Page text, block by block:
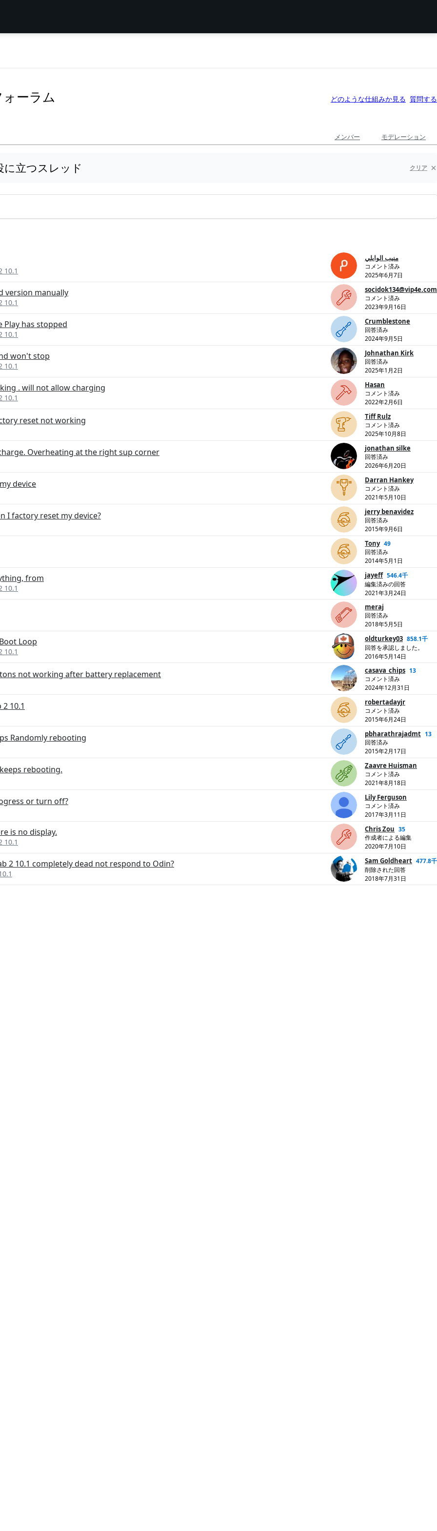
ォーラム どのような仕組みか見る 質問する
メンバー モデレーション
立つスレッド クリア
10.1
منيب الوايلي
コメント済み
2025年6月7日
version manually
10.1
socidok134@vip4e.com
コメント済み
2023年9月16日
has stopped
10.1
Crumblestone
回答済み
2024年9月5日
won't stop
10.1
Johnathan Kirk
回答済み
2025年1月2日
. will not allow charging
10.1
Hasan
コメント済み
2022年2月6日
reset not working Tiff Rulz
コメント済み
2025年10月8日
Overheating at the right sup corner jonathan silke
回答済み
2026年6月20日
device Darran Hankey
コメント済み
2021年5月10日
I factory reset my device? jerry benavidez
回答済み
2015年9月6日
Tony 49
回答済み
2014年5月1日
from
10.1
jayeff 546.4千
編集済みの回答
2021年3月24日
meraj
回答済み
2018年5月5日
Loop
10.1
oldturkey03 858.1千
回答を承認しました。
2016年5月14日
not working after battery replacement casava_chips 13
コメント済み
2024年12月31日
10.1 robertadayjr
コメント済み
2015年6月24日
Randomly rebooting pbharathrajadmt 13
回答済み
2015年2月17日
rebooting. Zaavre Huisman
コメント済み
2021年8月18日
or turn off? Lily Ferguson
コメント済み
2017年3月11日
is no display.
10.1
Chris Zou 35
作成者による編集
2020年7月10日
2 10.1 completely dead not respond to Odin? Sam Goldheart 477.8千
削除された回答
2018年7月31日